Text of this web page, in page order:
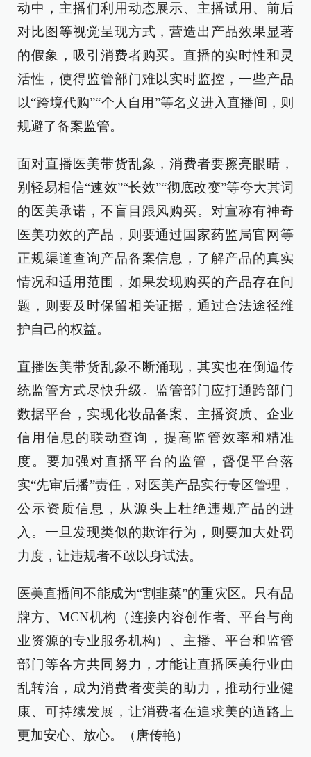
动中，主播们利用动态展示、主播试用、前后
对比图等视觉呈现方式，营造出产品效果显著
的假象，吸引消费者购买。直播的实时性和灵
活性，使得监管部门难以实时监控，一些产品
以“跨境代购”“个人自用”等名义进入直播间，则
规避了备案监管。
面对直播医美带货乱象，消费者要擦亮眼睛，
别轻易相信“速效”“长效”“彻底改变”等夸大其词
的医美承诺，不盲目跟风购买。对宣称有神奇
医美功效的产品，则要通过国家药监局官网等
正规渠道查询产品备案信息，了解产品的真实
情况和适用范围，如果发现购买的产品存在问
题，则要及时保留相关证据，通过合法途径维
护自己的权益。
直播医美带货乱象不断涌现，其实也在倒逼传
统监管方式尽快升级。监管部门应打通跨部门
数据平台，实现化妆品备案、主播资质、企业
信用信息的联动查询，提高监管效率和精准
度。要加强对直播平台的监管，督促平台落
实“先审后播”责任，对医美产品实行专区管理，
公示资质信息，从源头上杜绝违规产品的进
入。一旦发现类似的欺诈行为，则要加大处罚
力度，让违规者不敢以身试法。
医美直播间不能成为“割韭菜”的重灾区。只有品
牌方、MCN机构（连接内容创作者、平台与商
业资源的专业服务机构）、主播、平台和监管
部门等各方共同努力，才能让直播医美行业由
乱转治，成为消费者变美的助力，推动行业健
康、可持续发展，让消费者在追求美的道路上
更加安心、放心。（唐传艳）